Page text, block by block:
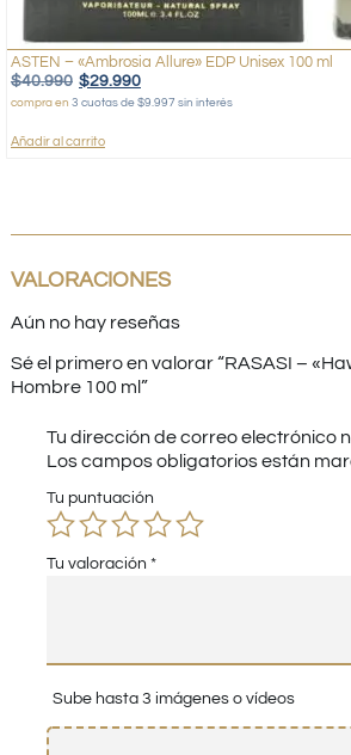
ASTEN – «Ambrosia Allure» EDP Unisex 100 ml
$40.990 $29.990
compra en 3 cuotas de $9.997 sin interés
Añadir al carrito
VALORACIONES
Aún no hay reseñas
Sé el primero en valorar “RASASI –
Hombre 100 ml”
Tu dirección de correo electrónico
Los campos obligatorios están
Tu puntuación
Tu valoración *
Sube hasta 3 imágenes o vídeos